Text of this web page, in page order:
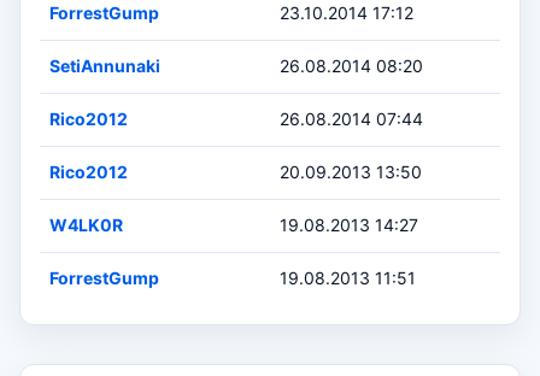
ForrestGump 23.10.2014 17:12
SetiAnnunaki 26.08.2014 08:20
Rico2012 26.08.2014 07:44
Rico2012 20.09.2013 13:50
W4LK0R 19.08.2013 14:27
ForrestGump 19.08.2013 11:51